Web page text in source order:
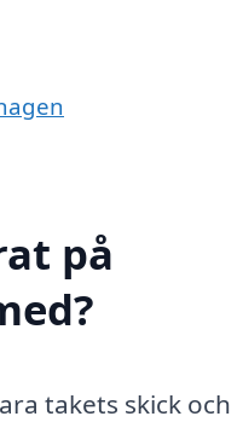
på
takets skick och